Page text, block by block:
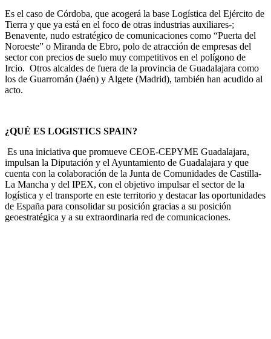
Es el caso de Córdoba, que acogerá la base Logística del Ejército de
Tierra y que ya está en el foco de otras industrias auxiliares-;
Benavente, nudo estratégico de comunicaciones como “Puerta del
Noroeste” o Miranda de Ebro, polo de atracción de empresas del
sector con precios de suelo muy competitivos en el polígono de
Ircio. Otros alcaldes de fuera de la provincia de Guadalajara como
los de Guarromán (Jaén) y Algete (Madrid), también han acudido al
acto.
¿QUÉ ES LOGISTICS SPAIN?
Es una iniciativa que promueve CEOE-CEPYME Guadalajara,
impulsan la Diputación y el Ayuntamiento de Guadalajara y que
cuenta con la colaboración de la Junta de Comunidades de Castilla-
La Mancha y del IPEX, con el objetivo impulsar el sector de la
logística y el transporte en este territorio y destacar las oportunidades
de España para consolidar su posición gracias a su posición
geoestratégica y a su extraordinaria red de comunicaciones.